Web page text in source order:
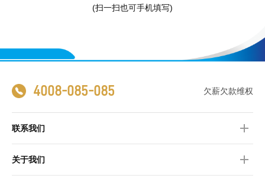
(扫一扫也可手机填写)
4008-085-085 欠薪欠款维权
联系我们
关于我们